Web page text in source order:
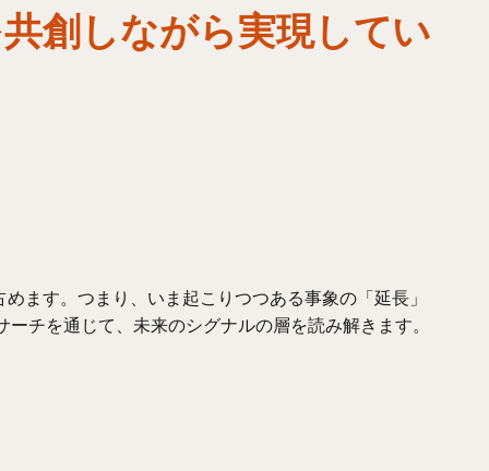
創しながら実現してい
ます。つまり、いま起こりつつある事象の「延長」
チを通じて、未来のシグナルの層を読み解きます。